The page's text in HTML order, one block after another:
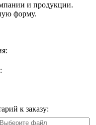
и продукции.
форму.
к заказу: